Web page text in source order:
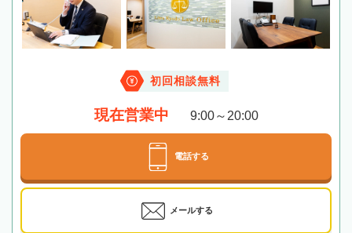
初回相談無料
現在営業中 9:00～20:00
電話する
メールする